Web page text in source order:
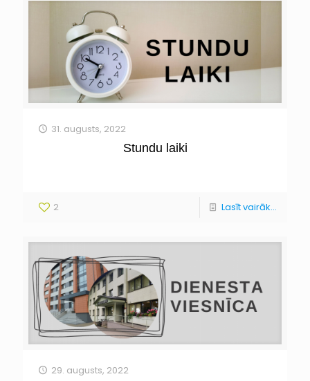
31. augusts, 2022
Stundu laiki
2 Lasīt vairāk...
29. augusts, 2022